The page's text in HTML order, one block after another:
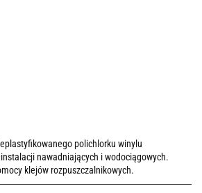
polichlorku winylu
nawadniających i wodociągowych.
klejów rozpuszczalnikowych.